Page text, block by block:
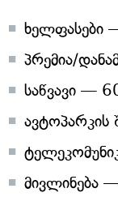
პრემია/
საწვავი —
მივლინება